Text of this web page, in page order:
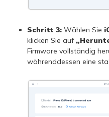
Schritt 3:Wählen Sie
klicken Sie auf
Firmware vollständig
währenddessen eine